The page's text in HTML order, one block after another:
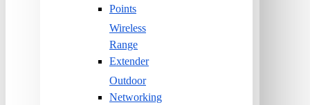
Points
Wireless
Range
Extender
Outdoor
Networking